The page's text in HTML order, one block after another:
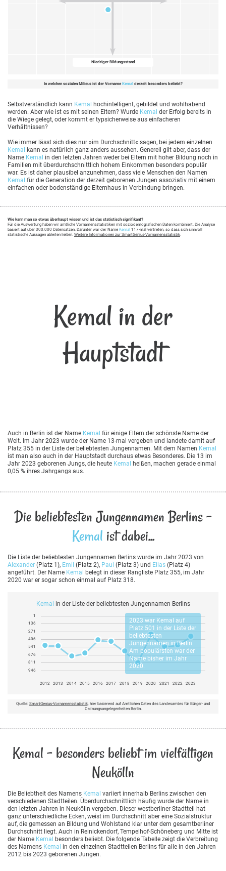
Niedriger Bildungsstand
In welchen sozialen Milieus ist der Vorname Kemal derzeit besonders beliebt?
Selbstverständlich kann Kemal hochintelligent, gebildet und wohlhabend
werden. Aber wie ist es mit seinen Eltern? Wurde Kemal der Erfolg bereits in
die Wiege gelegt, oder kommt er typsicherweise aus einfacheren
Verhältnissen?
Wie immer lässt sich dies nur »im Durchschnitt« sagen, bei jedem einzelnen
Kemal kann es natürlich ganz anders aussehen. Generell gilt aber, dass der
Name Kemal in den letzten Jahren weder bei Eltern mit hoher Bildung noch in
Familien mit überdurchschnittlich hohem Einkommen besonders populär
war. Es ist daher plausibel anzunehmen, dass viele Menschen den Namen
Kemal für die Generation der derzeit geborenen Jungen assoziativ mit einem
einfachen oder bodenständige Elternhaus in Verbindung bringen.
Wie kann man so etwas überhaupt wissen und ist das statistisch signifikant?
Für die Auswertung haben wir amtliche Vornamensstatistiken mit soziodemografischen Daten kombiniert. Die Analyse
basiert auf über 300.000 Datensätzen. Darunter war der Name Kemal 117-mal vertreten, so dass sich sinnvoll
statistische Aussagen ableiten ließen. Weitere Informationen zur SmartGenius-Vornamensstatistik
Kemal in der
Hauptstadt
Auch in Berlin ist der Name Kemal für einige Eltern der schönste Name der
Welt. Im Jahr 2023 wurde der Name 13-mal vergeben und landete damit auf
Platz 355 in der Liste der beliebtesten Jungennamen. Mit dem Namen Kemal
ist man also auch in der Hauptstadt durchaus etwas Besonderes. Die 13 im
Jahr 2023 geborenen Jungs, die heute Kemal
heißen, machen gerade einmal
0,05 % ihres Jahrgangs aus.
Die beliebtesten Jungennamen Berlins -
Kemal ist dabei...
Die Liste der beliebtesten Jungennamen Berlins wurde im Jahr 2023 von
Alexander (Platz 1), Emil (Platz 2), Paul (Platz 3) und Elias (Platz 4)
angeführt. Der Name Kemal belegt in dieser Rangliste Platz 355, im Jahr
2020 war er sogar schon einmal auf Platz 318.
Kemal in der Liste der beliebtesten Jungennamen Berlins
2023 war Kemal auf
Platz 501 in der Liste der
beliebtesten
Jungennamen in Berlin.
Am populärsten war der
Name bisher im Jahr
2020.
1
136
271
406
541
676
811
946
2012 2013 2014 2015 2016 2017 2018 2019 2020 2021 2022 2023
Quelle: SmartGenius-Vornamensstatistik, hier basierend auf Amtlichen Daten des Landesamtes für Bürger- und
Ordnungsangelegenheiten Berlin.
Kemal - besonders beliebt im vielfältigen
Neukölln
Die Beliebtheit des Namens Kemal variiert innerhalb Berlins zwischen den
verschiedenen Stadtteilen. Überdurchschnittlich häufig wurde der Name in
den letzten Jahren in Neukölln vergeben. Dieser westberliner Stadtteil hat
ganz unterschiedliche Ecken, weist im Durchschnitt aber eine Sozialstruktur
auf, die gemessen an Bildung und Wohlstand klar unter dem gesamtberliner
Durchschnitt liegt. Auch in Reinickendorf, Tempelhof-Schöneberg und Mitte ist
der Name Kemal besonders beliebt. Die folgende Tabelle zeigt die Verbreitung
des Namens Kemal in den einzelnen Stadtteilen Berlins für alle in den Jahren
2012 bis 2023 geborenen Jungen.